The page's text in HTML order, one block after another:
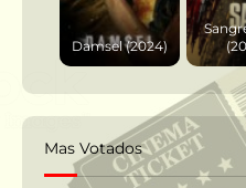
Damsel (2024)
Mas Votados